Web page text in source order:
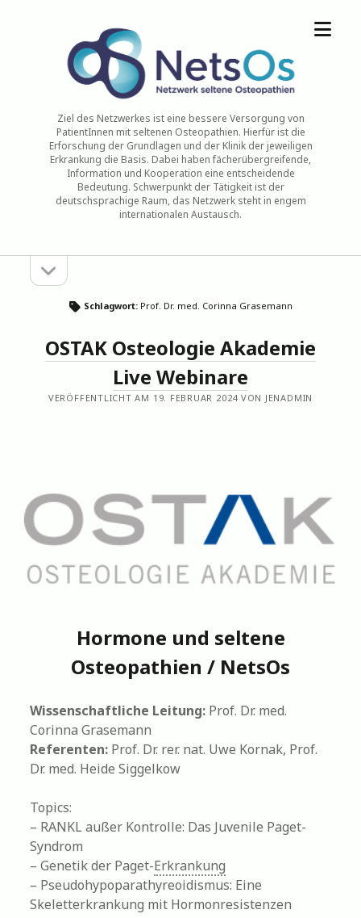
NetsOs
Ziel des Netzwerkes ist eine bessere Versorgung von
PatientInnen mit seltenen Osteopathien. Hierfür ist die
Erforschung der Grundlagen und der Klinik der jeweiligen
Erkrankung die Basis. Dabei haben fächerübergreifende,
Information und Kooperation eine entscheidende
Bedeutung. Schwerpunkt der Tätigkeit ist der
deutschsprachige Raum, das Netzwerk steht in engem
internationalen Austausch.
Menü
Sidebaröffnen
Schlagwort: Prof. Dr. med. Corinna Grasemann
OSTAK Osteologie Akademie
Live Webinare
VERÖFFENTLICHT AM 19. FEBRUAR 2024 VON JENADMIN
Hormone und seltene
Osteopathien / NetsOs
Wissenschaftliche Leitung: Prof. Dr. med.
Corinna Grasemann
Referenten: Prof. Dr. rer. nat. Uwe Kornak, Prof.
Dr. med. Heide Siggelkow
Topics:
– RANKL außer Kontrolle: Das Juvenile Paget-
Syndrom
– Genetik der Paget-Erkrankung
– Pseudohypoparathyreoidismus: Eine
Skeletterkrankung mit Hormonresistenzen